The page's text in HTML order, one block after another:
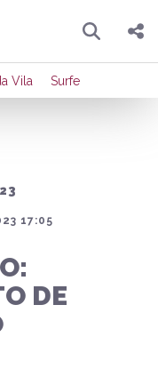
Pesquisar
Compartilhar
Vila Surfe
17:05
DE